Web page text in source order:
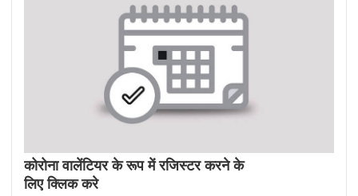
कोरोना वालेंटियर के रूप में रजिस्टर करने के
लिए क्लिक करे